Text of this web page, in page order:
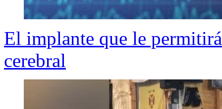
El implante que le
cerebral